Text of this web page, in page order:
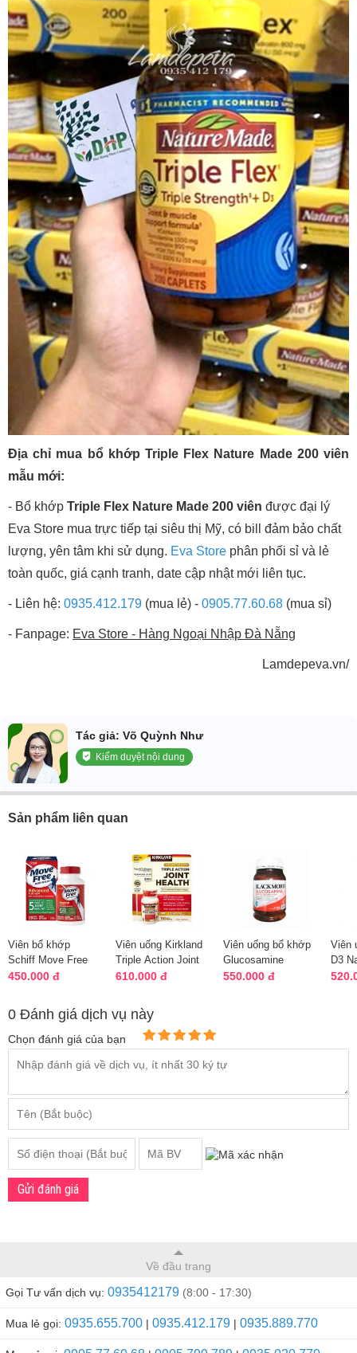
Địa chỉ mua bổ khớp Triple Flex Nature Made 200 viên
mẫu mới:
- Bổ khớp Triple Flex Nature Made 200 viên được đại lý
Eva Store mua trực tiếp tại siêu thị Mỹ, có bill đảm bảo chất
lượng, yên tâm khi sử dụng. Eva Store phân phối sỉ và lẻ
toàn quốc, giá cạnh tranh, date cập nhật mới liên tục.
- Liên hệ: 0935.412.179 (mua lẻ) - 0905.77.60.68 (mua sỉ)
- Fanpage: Eva Store - Hàng Ngoại Nhập Đà Nẵng
Lamdepeva.vn/
Tác giả: Võ Quỳnh Như
Kiểm duyệt nội dung
Sản phẩm liên quan
Viên bổ khớp
Schiff Move Free
Advanced Plus
450.000 đ
Viên uống Kirkland
Triple Action Joint
Health 110 viên Mỹ
610.000 đ
Viên uống bổ khớp
Glucosamine
1500mg One A Day
550.000 đ
Viên
D3
1000
0 Đánh giá dịch vụ này
Chọn đánh giá của bạn
Gửi đánh giá
Về đầu trang
Gọi Tư vấn dịch vụ: 0935412179 (8:00 - 17:30)
Mua lẻ gọi: 0935.655.700 | 0935.412.179 | 0935.889.770